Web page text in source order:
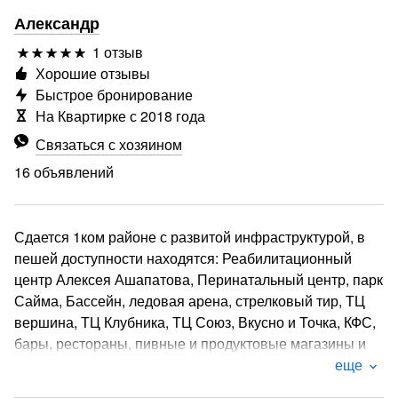
Александр
1 отзыв
Связаться с хозяином
16 объявлений
Хорошие отзывы
Быстрое бронирование
На Квартирке с 2018 года
Сдается 1ком районе с развитой инфраструктурой, в
пешей доступности находятся: Реабилитационный
центр Алексея Ашапатова, Перинатальный центр, парк
Сайма, Бассейн, ледовая арена, стрелковый тир, ТЦ
вершина, ТЦ Клубника, ТЦ Союз, Вкусно и Точка, КФС,
бары, рестораны, пивные и продуктовые магазины и
еще